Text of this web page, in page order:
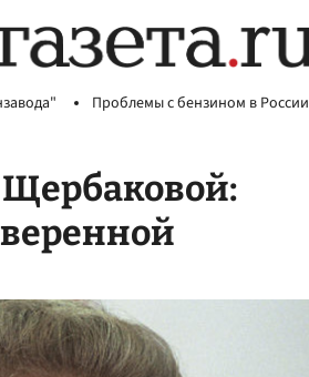
Проблемы с бензином в России
Щербаковой: